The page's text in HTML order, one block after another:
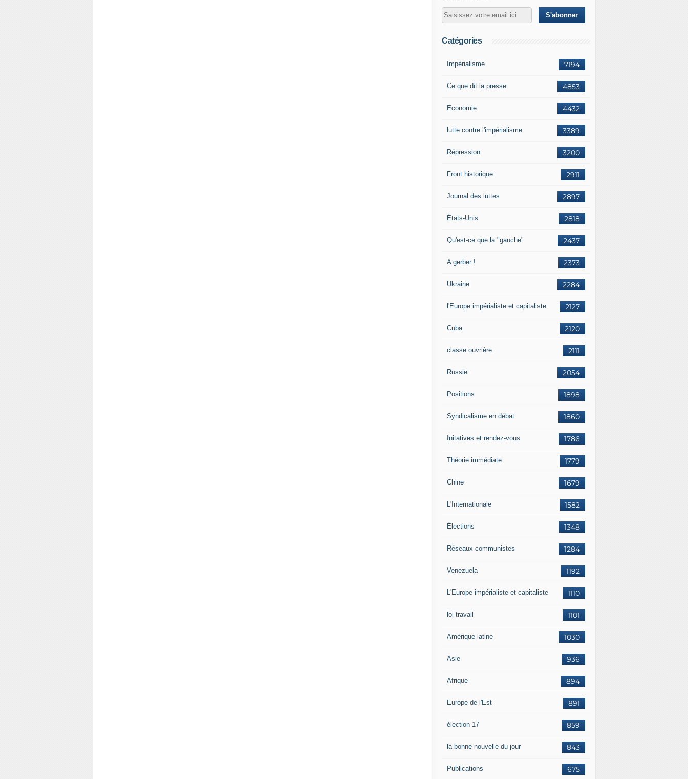
Catégories
7194
Impérialisme
4853
Ce que dit la presse
4432
Economie
3389
lutte contre l'impérialisme
3200
Répression
2911
Front historique
2897
Journal des luttes
2818
États-Unis
2437
Qu'est-ce que la "gauche"
2373
A gerber !
2284
Ukraine
2127
l'Europe impérialiste et capitaliste
2120
Cuba
2111
classe ouvrière
2054
Russie
1898
Positions
1860
Syndicalisme en débat
1786
Initatives et rendez-vous
1779
Théorie immédiate
1679
Chine
1582
L'Internationale
1348
Élections
1284
Réseaux communistes
1192
Venezuela
1110
L'Europe impérialiste et capitaliste
1101
loi travail
1030
Amérique latine
936
Asie
894
Afrique
891
Europe de l'Est
859
élection 17
843
la bonne nouvelle du jour
675
Publications